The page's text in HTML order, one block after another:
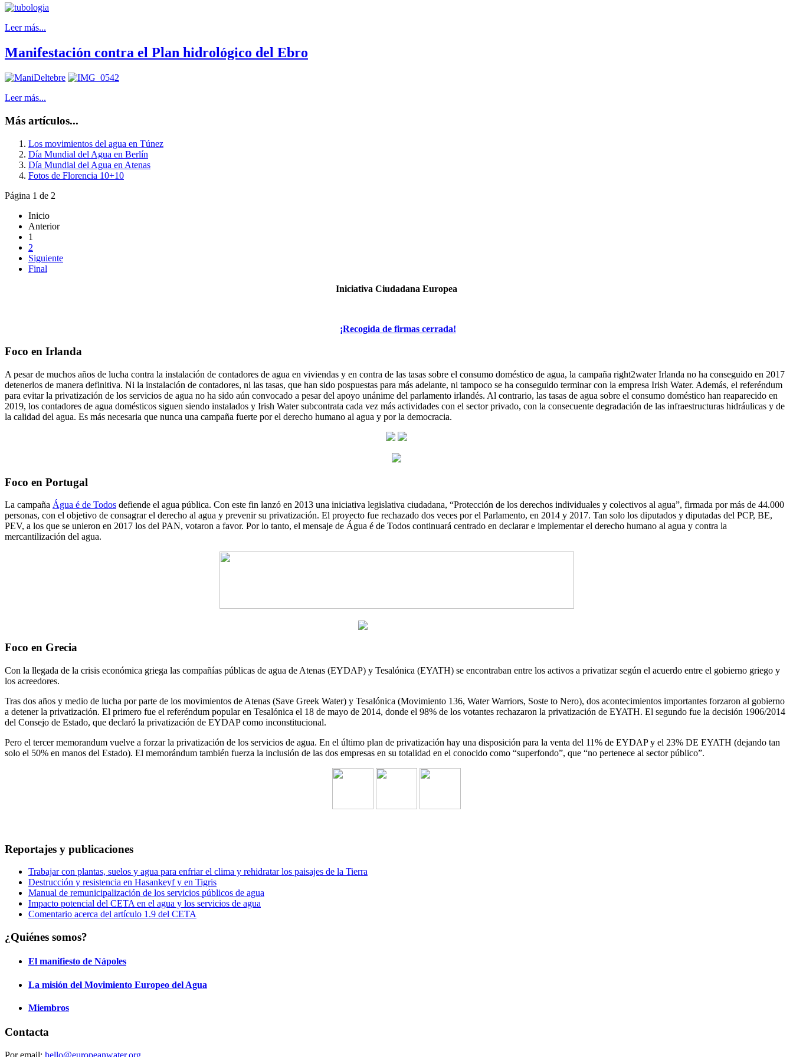
Leer más...
Manifestación contra el Plan hidrológico del Ebro
Leer más...
Más artículos...
Los movimientos del agua en Túnez
Día Mundial del Agua en Berlín
Día Mundial del Agua en Atenas
Fotos de Florencia 10+10
Página 1 de 2
Inicio
Anterior
1
2
Siguiente
Final
Iniciativa Ciudadana Europea
¡Recogida de firmas cerrada!
Foco en Irlanda
A pesar de muchos años de lucha contra la instalación de contadores de agua en viviendas y en contra de las tasas sobre el consumo doméstico de agua, la campaña right2water Irlanda no ha conseguido en 2017
detenerlos de manera definitiva. Ni la instalación de contadores, ni las tasas, que han sido pospuestas para más adelante, ni tampoco se ha conseguido terminar con la empresa Irish Water. Además, el referéndum
para evitar la privatización de los servicios de agua no ha sido aún convocado a pesar del apoyo unánime del parlamento irlandés. Al contrario, las tasas de agua sobre el consumo doméstico han reaparecido en
2019, los contadores de agua domésticos siguen siendo instalados y Irish Water subcontrata cada vez más actividades con el sector privado, con la consecuente degradación de las infraestructuras hidráulicas y de
la calidad del agua. Es más necesaria que nunca una campaña fuerte por el derecho humano al agua y por la democracia.
Foco en Portugal
La campaña Água é de Todos defiende el agua pública. Con este fin lanzó en 2013 una iniciativa legislativa ciudadana, “Protección de los derechos individuales y colectivos al agua”, firmada por más de 44.000
personas, con el objetivo de consagrar el derecho al agua y prevenir su privatización. El proyecto fue rechazado dos veces por el Parlamento, en 2014 y 2017. Tan solo los diputados y diputadas del PCP, BE,
PEV, a los que se unieron en 2017 los del PAN, votaron a favor. Por lo tanto, el mensaje de Água é de Todos continuará centrado en declarar e implementar el derecho humano al agua y contra la
mercantilización del agua.
Foco en Grecia
Con la llegada de la crisis económica griega las compañías públicas de agua de Atenas (EYDAP) y Tesalónica (EYATH) se encontraban entre los activos a privatizar según el acuerdo entre el gobierno griego y
los acreedores.
Tras dos años y medio de lucha por parte de los movimientos de Atenas (Save Greek Water) y Tesalónica (Movimiento 136, Water Warriors, Soste to Nero), dos acontecimientos importantes forzaron al gobierno
a detener la privatización. El primero fue el referéndum popular en Tesalónica el 18 de mayo de 2014, donde el 98% de los votantes rechazaron la privatización de EYATH. El segundo fue la decisión 1906/2014
del Consejo de Estado, que declaró la privatización de EYDAP como inconstitucional.
Pero el tercer memorandum vuelve a forzar la privatización de los servicios de agua. En el último plan de privatización hay una disposición para la venta del 11% de EYDAP y el 23% DE EYATH (dejando tan
solo el 50% en manos del Estado). El memorándum también fuerza la inclusión de las dos empresas en su totalidad en el conocido como “superfondo”, que “no pertenece al sector público”.
Reportajes y publicaciones
Trabajar con plantas, suelos y agua para enfriar el clima y rehidratar los paisajes de la Tierra
Destrucción y resistencia en Hasankeyf y en Tigris
Manual de remunicipalización de los servicios públicos de agua
Impacto potencial del CETA en el agua y los servicios de agua
Comentario acerca del artículo 1.9 del CETA
¿Quiénes somos?
El manifiesto de Nápoles
La misión del Movimiento Europeo del Agua
Miembros
Contacta
Por email: hello@europeanwater.org